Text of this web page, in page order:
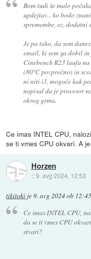
Bom tudi še malo
updejtav... ko bodo
spremembe, oz. dodatni
Je pa tako, da sem
email, ki sem ga dobil
Cinebench R23 laufa
(80°C povprečno) in
ni niti i3, mogoče kak
napisal da je procesor
okrog grma.
Ce imas INTEL CPU,
se ti vmes CPU okvari. A
Horzen
::9. avg 2024, 12:53
tikitoki je9. avg 2024 ob 12:45
Ce imas INTEL CPU,
da se ti vmes CPU
stvari?